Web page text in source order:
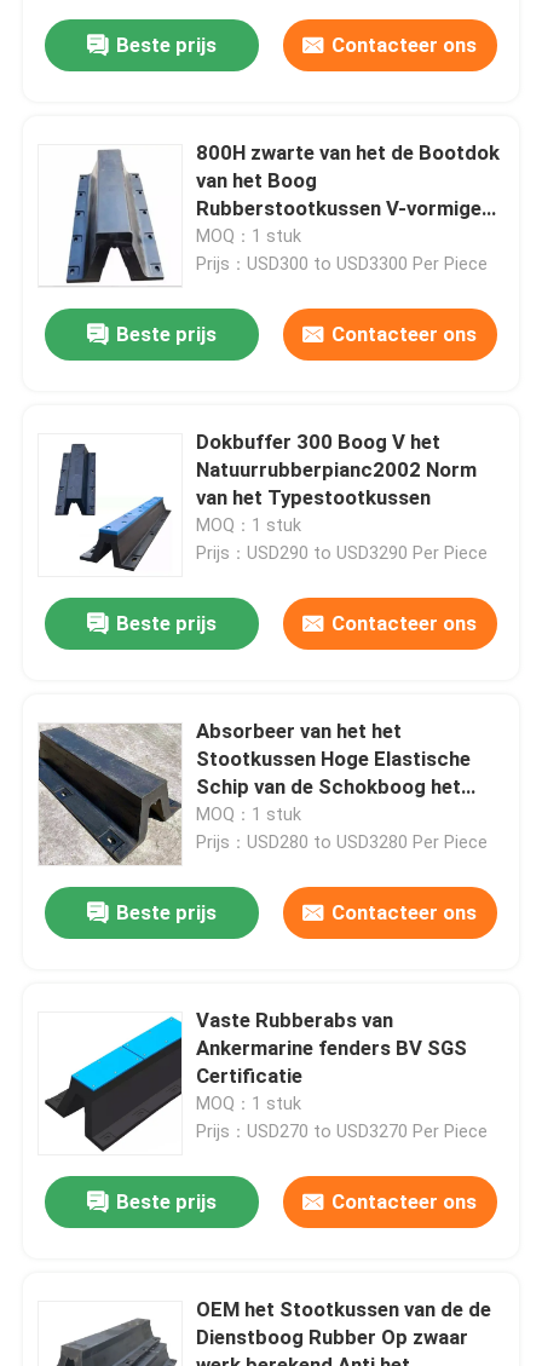
Producten
Video's
Over ons
Kwaliteitscontrole
Vraag een offerte
Dok Rubberstootkussen
Pneumatisch Rubberstootkussen
Beste prijs Contacteer ons
800H zwarte van het de Bootdok
van het Boog
Rubberstootkussen V-vormige
het Stootkussenbumper
MOQ：1 stuk
Prijs：USD300 to USD3300 Per Piece
Beste prijs Contacteer ons
Dokbuffer 300 Boog V het
Natuurrubberpianc2002 Norm
van het Typestootkussen
MOQ：1 stuk
Prijs：USD290 to USD3290 Per Piece
Beste prijs Contacteer ons
Absorbeer van het het
Stootkussen Hoge Elastische
Schip van de Schokboog het
Rubber Rubberstootkussen
MOQ：1 stuk
Prijs：USD280 to USD3280 Per Piece
Beste prijs Contacteer ons
Vaste Rubberabs van
Ankermarine fenders BV SGS
Certificatie
MOQ：1 stuk
Prijs：USD270 to USD3270 Per Piece
Beste prijs Contacteer ons
OEM het Stootkussen van de de
Dienstboog Rubber Op zwaar